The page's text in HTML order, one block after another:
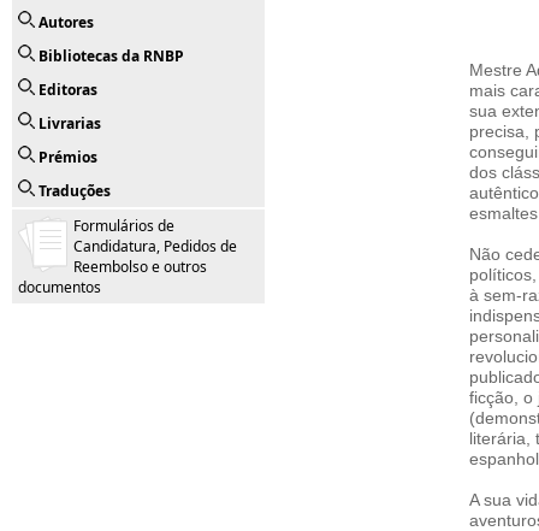
Autores
Bibliotecas da RNBP
Editoras
Livrarias
Prémios
Traduções
Formulários de
Candidatura, Pedidos de
Reembolso e outros
documentos
Mestre
mais
sua
precisa,
dos
Não
à sem-
ficção, o
literária,
A sua